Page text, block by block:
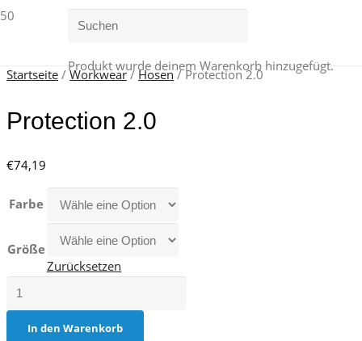
Produkt wurde deinem Warenkorb hinzugefügt.
Startseite /Workwear/ Hosen/ Protection 2.0
Protection 2.0
€74,19
Farbe
Größe
Zurücksetzen
Protection
MengeIn den Warenkorb